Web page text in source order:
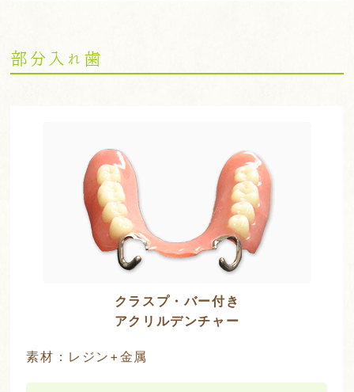
部分入れ歯
クラスプ・バー付き
アクリルデンチャー
素材：レジン+金属